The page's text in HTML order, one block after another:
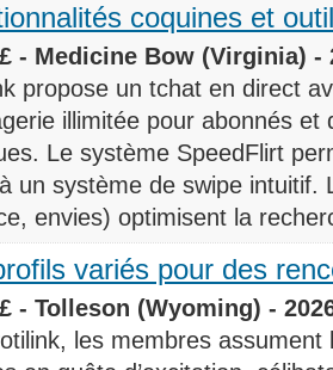
coquines et
- Medicine Bow (Virginia) -
propose un tchat en direct
illimitée pour abonnés et
Le système SpeedFlirt
un système de swipe intuitif.
envies) optimisent la
variés pour des
- Tolleson (Wyoming) -
les membres